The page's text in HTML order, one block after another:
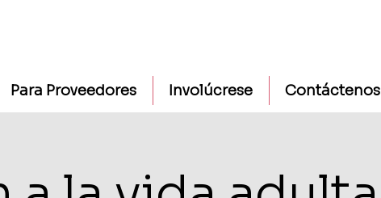
Para Proveedores Involúcrese Contáctenos